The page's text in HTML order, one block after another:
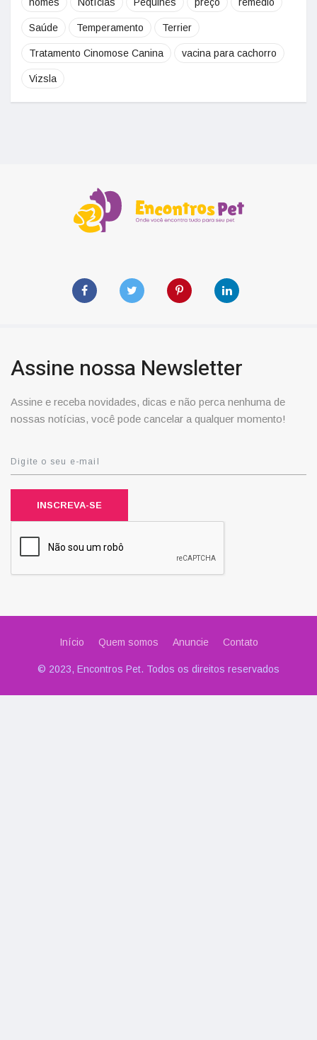
Saúde Temperamento Terrier
Tratamento Cinomose Canina vacina para cachorro
Vizsla
Assine nossa Newsletter
Assine e receba novidades, dicas e não perca nenhuma de
nossas notícias, você pode cancelar a qualquer momento!
INSCREVA-SE
Início Quem somos Anuncie Contato
© 2023, Encontros Pet. Todos os direitos reservados